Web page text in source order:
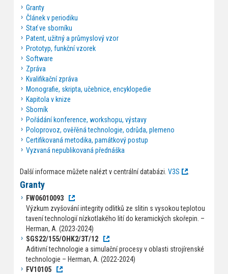
Granty
Článek v periodiku
Stať ve sborníku
Patent, užitný a průmyslový vzor
Prototyp, funkční vzorek
Software
Zpráva
Kvalifikační zpráva
Monografie, skripta, učebnice, encyklopedie
Kapitola v knize
Sborník
Pořádání konference, workshopu, výstavy
Poloprovoz, ověřěná technologie, odrůda, plemeno
Certifikovaná metodika, památkový postup
Vyzvaná nepublikovaná přednáška
Další informace můžete nalézt v centrální databázi. V3S .
Granty
FW06010093
Výzkum zvyšování integrity odlitků ze slitin s vysokou teplotou
tavení technologií nízkotlakého lití do keramických skořepin. –
Herman, A. (2023-2024)
SGS22/155/OHK2/3T/12
Aditivní technologie a simulační procesy v oblasti strojírenské
technologie – Herman, A. (2022-2024)
FV10105